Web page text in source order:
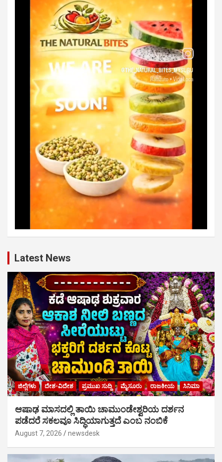
Latest News
ಜಿಲ್ಲೆಗಳು ದೇಶ-ವಿದೇಶ ಪ್ರಮುಖ ಸುದ್ದಿ ಮೈಸೂರು ರಾಜಕೀಯ ಸಿನಿಮಾ
ಆಷಾಢ ಮಾಸದಲ್ಲಿ ತಾಯಿ ಚಾಮುಂಡೇಶ್ವರಿಯ ದರ್ಶನ
ಪಡೆದರೆ ಸಕಲವೂ ಸಿದ್ಧಿಯಾಗುತ್ತದೆ ಎಂಬ ನಂಬಿಕೆ
August 7, 2026 newsdesk